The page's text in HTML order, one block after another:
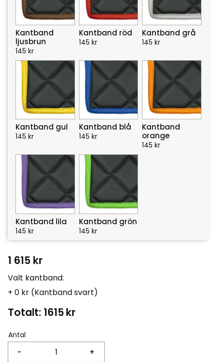
Kantband
ljusbrun
145 kr
Kantband röd
145 kr
Kantband grå
145 kr
Kantband gul
145 kr
Kantband blå
145 kr
Kantband
orange
145 kr
Kantband lila
145 kr
Kantband grön
145 kr
1 615 kr
Valt kantband:
+ 0 kr (Kantband svart)
Totalt: 1615 kr
Antal
+
-